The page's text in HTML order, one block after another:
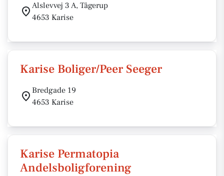
Alslevvej 3 A, Tågerup
4653 Karise
Karise Boliger/Peer Seeger
Bredgade 19
4653 Karise
Karise Permatopia
Andelsboligforening